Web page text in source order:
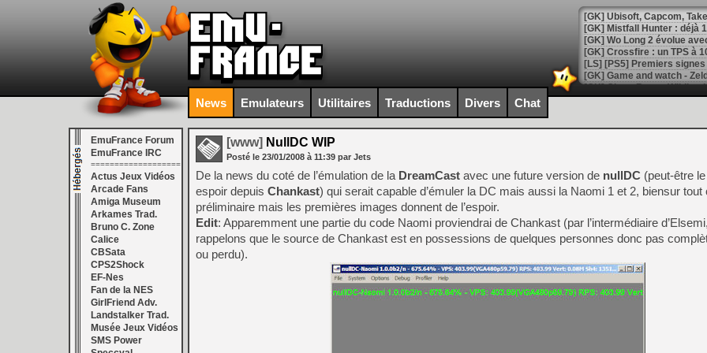
[GK] Mistfall Hunter : déjà
[GK] Wo Long 2 évolue
[GK] Crossfire : un TPS à
[LS] [PS5] Premiers
[Mo5] DOOM arrive en
[GK] Bethesda fête les 30
[GK] Roblox : l'action en
[GK] Agenda - GeForce
[GK] Devolver Digital en a
[LS] [PS5] ps5-y2jb-
[GK] Pourquoi Marvel
[GK] Test : Restory : Chill
[GK] GTA 6 : Rockstar
[GK] Hot Wheels Infinite
[GK] Mémoire cash -
[GK] Résultats Nintendo :
News Emulateurs Utilitaires Traductions Divers Chat
EmuFrance Forum
EmuFrance IRC
===================
Actus Jeux Vidéos
Arcade Fans
Amiga Museum
Arkames Trad.
Bruno C. Zone
Calice
CBSata
CPS2Shock
EF-Nes
Fan de la NES
GirlFriend Adv.
Landstalker Trad.
Musée Jeux Vidéos
SMS Power
[www] NullDC WIP
Posté le 23/01/2008 à 11:39 par Jets
De la news du coté de l’émulation de la DreamCast avec une future version de nullDC (peut-être
espoir depuis Chankast) qui serait capable d’émuler la DC mais aussi la Naomi 1 et 2, biensur tout
préliminaire mais les premières images donnent de l’espoir.
Edit: Apparemment une partie du code Naomi proviendrai de Chankast (par l’intermédiaire
rappelons que le source de Chankast est en possessions de quelques personnes donc pas
ou perdu).